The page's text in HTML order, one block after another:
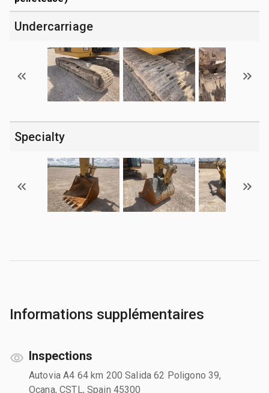
Undercarriage
Specialty
Informations supplémentaires
Inspections
Autovia A4 64 km 200 Salida 62 Poligono 39,
Ocana, CSTL, Spain 45300